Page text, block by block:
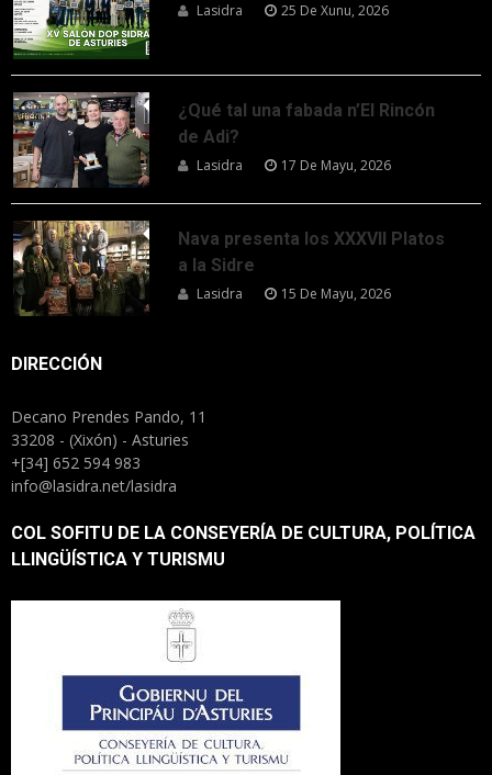
Lasidra 25 De Xunu, 2026
¿Qué tal una fabada n’El Rincón
de Adi?
Lasidra 17 De Mayu, 2026
Nava presenta los XXXVII Platos
a la Sidre
Lasidra 15 De Mayu, 2026
DIRECCIÓN
Decano Prendes Pando, 11
33208 - (Xixón) - Asturies
+[34] 652 594 983
info@lasidra.net/lasidra
COL SOFITU DE LA CONSEYERÍA DE CULTURA, POLÍTICA
LLINGÜÍSTICA Y TURISMU